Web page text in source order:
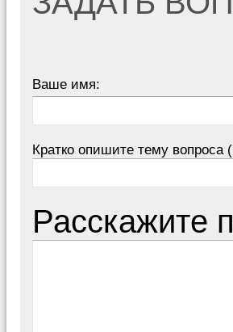
Ваше имя:
Кратко опишите тему вопроса
Расскажите